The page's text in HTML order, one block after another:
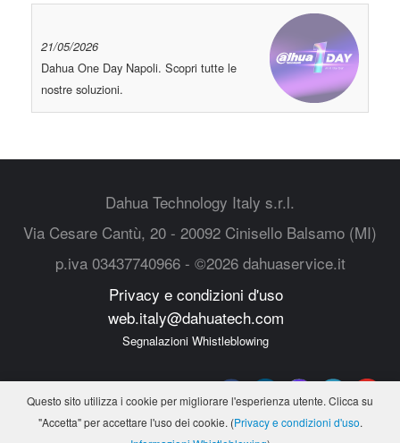
21/05/2026
Dahua One Day Napoli. Scopri tutte le
nostre soluzioni.
Dahua Technology Italy s.r.l.
Via Cesare Cantù, 20 - 20092 Cinisello Balsamo (MI)
p.iva 03437740966 - ©2026 dahuaservice.it
Privacy e condizioni d'uso
web.italy@dahuatech.com
Segnalazioni Whistleblowing
Questo sito utilizza i cookie per migliorare l'esperienza utente. Clicca su
"Accetta" per accettare l'uso dei cookie. (Privacy e condizioni d'uso.